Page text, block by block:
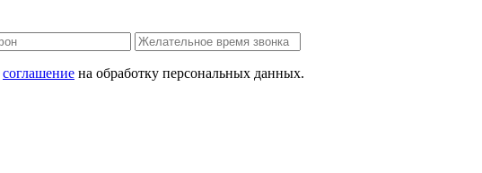
соглашение на обработку персональных данных.